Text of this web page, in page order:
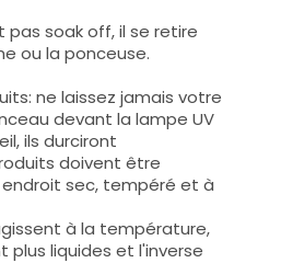
pas soak off, il se retire
ou la ponceuse.
ne laissez jamais votre
devant la lampe UV
ils durciront
doivent être
sec, tempéré et à
à la température,
plus liquides et l'inverse